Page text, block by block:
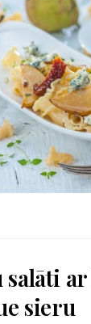
salāti
sieru